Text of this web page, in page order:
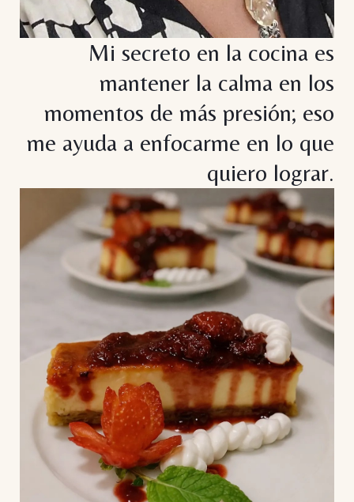
Mi secreto en la cocina es
mantener la calma en los
momentos de más presión; eso
me ayuda a enfocarme en lo que
quiero lograr.